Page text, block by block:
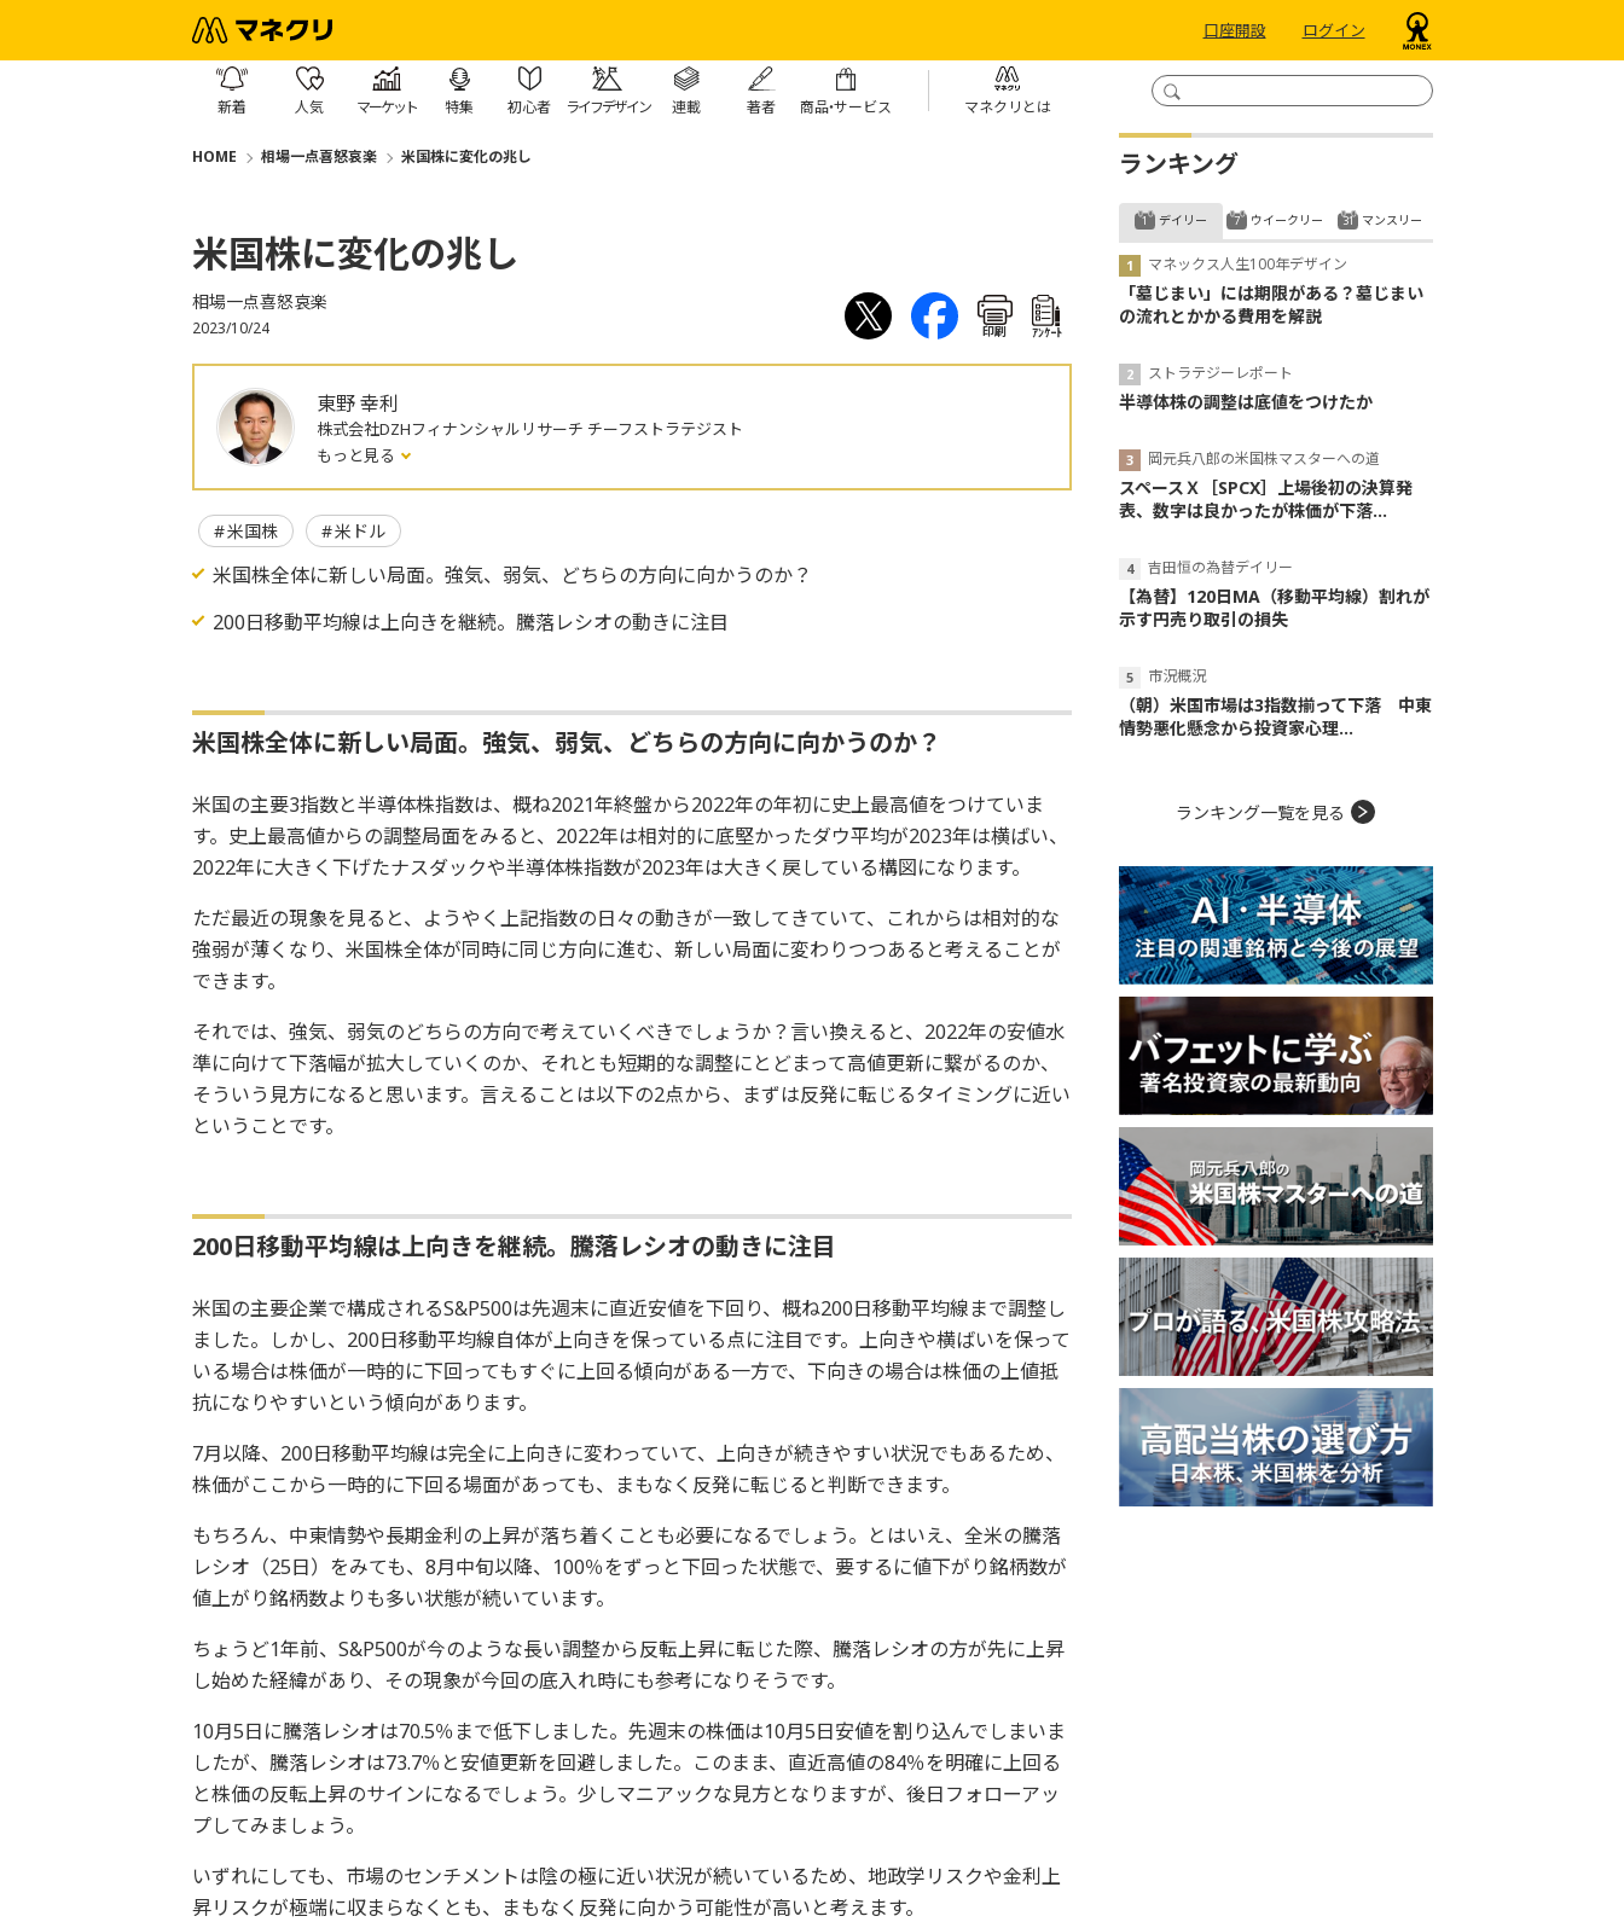
口座開設 ログイン
新着 人気 マーケット 特集 初心者 ライフデザイン 連載 著者 商品・サービス マネクリとは
HOME 相場一点喜怒哀楽 米国株に変化の兆し
米国株に変化の兆し
相場一点喜怒哀楽
2023/10/24 印刷 ｱﾝｹｰﾄ
東野 幸利
株式会社DZHフィナンシャルリサーチ チーフストラテジスト
もっと見る
米国株 米ドル
米国株全体に新しい局面。強気、弱気、どちらの方向に向かうのか？
200日移動平均線は上向きを継続。騰落レシオの動きに注目
米国株全体に新しい局面。強気、弱気、どちらの方向に向かうのか？
米国の主要3指数と半導体株指数は、概ね2021年終盤から2022年の年初に史上最高値をつけていま
す。史上最高値からの調整局面をみると、2022年は相対的に底堅かったダウ平均が2023年は横ばい、
2022年に大きく下げたナスダックや半導体株指数が2023年は大きく戻している構図になります。
ただ最近の現象を見ると、ようやく上記指数の日々の動きが一致してきていて、これからは相対的な
強弱が薄くなり、米国株全体が同時に同じ方向に進む、新しい局面に変わりつつあると考えることが
できます。
それでは、強気、弱気のどちらの方向で考えていくべきでしょうか？言い換えると、2022年の安値水
準に向けて下落幅が拡大していくのか、それとも短期的な調整にとどまって高値更新に繋がるのか、
そういう見方になると思います。言えることは以下の2点から、まずは反発に転じるタイミングに近い
ということです。
200日移動平均線は上向きを継続。騰落レシオの動きに注目
米国の主要企業で構成されるS&P500は先週末に直近安値を下回り、概ね200日移動平均線まで調整し
ました。しかし、200日移動平均線自体が上向きを保っている点に注目です。上向きや横ばいを保って
いる場合は株価が一時的に下回ってもすぐに上回る傾向がある一方で、下向きの場合は株価の上値抵
抗になりやすいという傾向があります。
7月以降、200日移動平均線は完全に上向きに変わっていて、上向きが続きやすい状況でもあるため、
株価がここから一時的に下回る場面があっても、まもなく反発に転じると判断できます。
もちろん、中東情勢や長期金利の上昇が落ち着くことも必要になるでしょう。とはいえ、全米の騰落
レシオ（25日）をみても、8月中旬以降、100％をずっと下回った状態で、要するに値下がり銘柄数が
値上がり銘柄数よりも多い状態が続いています。
ちょうど1年前、S&P500が今のような長い調整から反転上昇に転じた際、騰落レシオの方が先に上昇
し始めた経緯があり、その現象が今回の底入れ時にも参考になりそうです。
10月5日に騰落レシオは70.5％まで低下しました。先週末の株価は10月5日安値を割り込んでしまいま
したが、騰落レシオは73.7％と安値更新を回避しました。このまま、直近高値の84％を明確に上回る
と株価の反転上昇のサインになるでしょう。少しマニアックな見方となりますが、後日フォローアッ
プしてみましょう。
いずれにしても、市場のセンチメントは陰の極に近い状況が続いているため、地政学リスクや金利上
昇リスクが極端に収まらなくとも、まもなく反発に向かう可能性が高いと考えます。
ランキング
デイリー
マネックス人生100年デザイン
「墓じまい」には期限がある？墓じまい
の流れとかかる費用を解説
ストラテジーレポート
半導体株の調整は底値をつけたか
岡元兵八郎の米国株マスターへの道
スペースＸ［SPCX］上場後初の決算発
表、数字は良かったが株価が下落...
吉田恒の為替デイリー
【為替】120日MA（移動平均線）割れが
示す円売り取引の損失
市況概況
（朝）米国市場は3指数揃って下落 中東
情勢悪化懸念から投資家心理...
ウイークリー マンスリー
ランキング一覧を見る